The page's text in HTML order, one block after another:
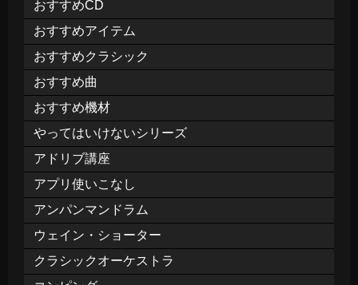
おすすめCD
おすすめアイテム
おすすめクラシック
おすすめ曲
おすすめ機材
やってはいけないシリーズ
アドリブ講座
アプリ使いこなし
アンパンマンドラム
ウェイン・ショーター
クラシックオーケストラ